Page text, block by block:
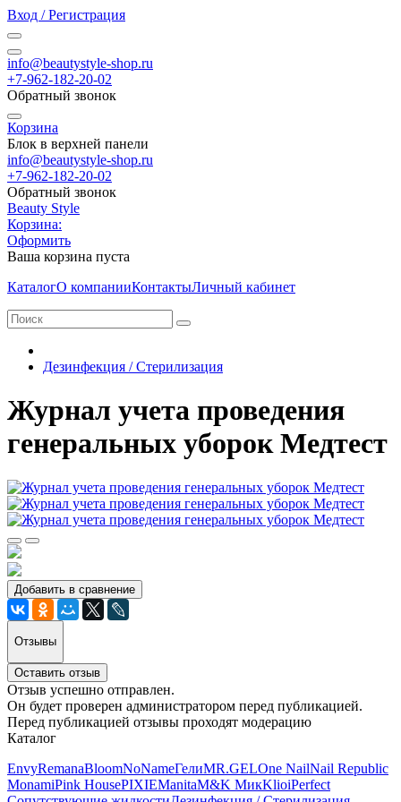
Вход / Регистрация
info@beautystyle-shop.ru
+7-962-182-20-02
Обратный звонок
Корзина
Блок в верхней панели
info@beautystyle-shop.ru
+7-962-182-20-02
Обратный звонок
Beauty Style
Корзина:
Оформить
Ваша корзина пуста
КаталогО компанииКонтактыЛичный кабинет
Дезинфекция / Стерилизация
Журнал учета проведения
генеральных уборок Медтест
Добавить в сравнение
Отзывы
Оставить отзыв
Отзыв успешно отправлен.
Он будет проверен администратором перед публикацией.
Перед публикацией отзывы проходят модерацию
Каталог
EnvyRemanaBloomNoNameГелиMR.GELOne NailNail Republic
MonamiPink HousePIXIEManitaM&K МикKlioiPerfect